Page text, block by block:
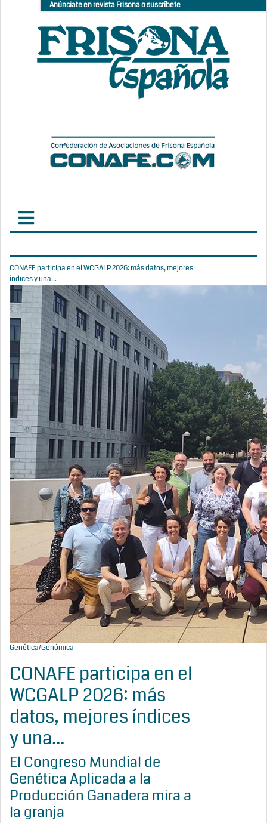
Anúnciate en revista Frisona o suscríbete
CONAFE participa en el WCGALP 2026: más datos, mejores
índices y una...
Genética/Genómica
CONAFE participa en el
WCGALP 2026: más
datos, mejores índices
y una...
El Congreso Mundial de
Genética Aplicada a la
Producción Ganadera mira a
la granja